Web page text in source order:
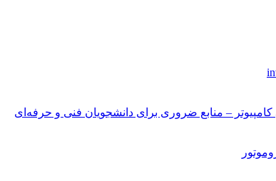
– منابع ضروری برای دانشجویان فنی و حرفه‌ای